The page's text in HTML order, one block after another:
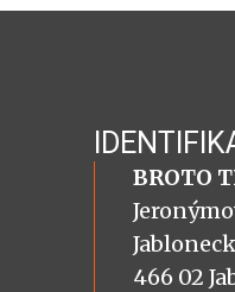
BROTO
466 02